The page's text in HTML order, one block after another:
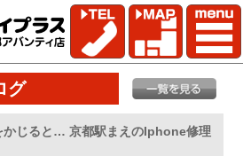
グ
かじると… 京都駅まえのIphone修理